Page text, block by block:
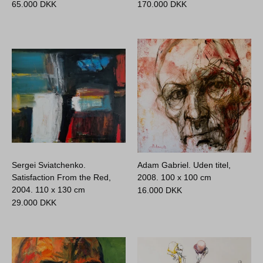
65.000 DKK 170.000 DKK
Sergei Sviatchenko.
Satisfaction From the Red,
2004. 110 x 130 cm
29.000 DKK
Adam Gabriel. Uden titel,
2008. 100 x 100 cm
16.000 DKK